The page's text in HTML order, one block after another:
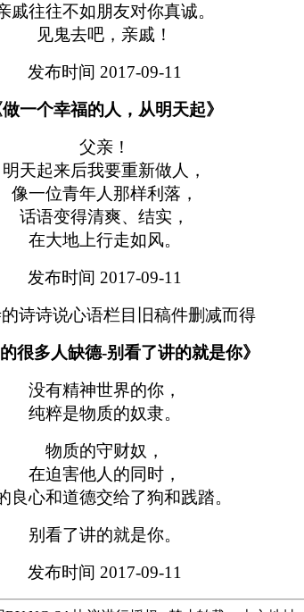
戚往往不如朋友对你真诚。
见鬼去吧，亲戚！
发布时间 2017-09-11
做一个幸福的人，从明天起》
父亲！
明天起来后我要重新做人，
像一位青年人那样利落，
话语变得清爽、结实，
在大地上行走如风。
发布时间 2017-09-11
的很多人缺德-别看了讲的就是你》
没有精神世界的你，
纯粹是物质的奴隶。
物质的守财奴，
在迫害他人的同时，
良心和道德交给了狗和践踏。
别看了讲的就是你。
发布时间 2017-09-11